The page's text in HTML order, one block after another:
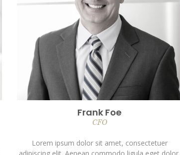
Frank Foe
CFO
Lorem ipsum dolor sit amet, consectetuer